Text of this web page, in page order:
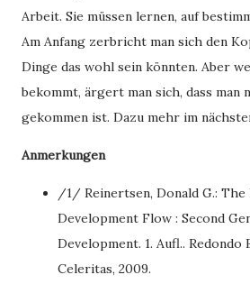
Arbeit. Sie müssen lernen, auf
Am Anfang zerbricht man sich den
Dinge das wohl sein könnten. Aber
bekommt, ärgert man sich, dass man
gekommen ist. Dazu mehr im
Anmerkungen
/1/ Reinertsen, Donald G.:
Development Flow : Second
Development. 1. Aufl.. Redondo
Celeritas, 2009.